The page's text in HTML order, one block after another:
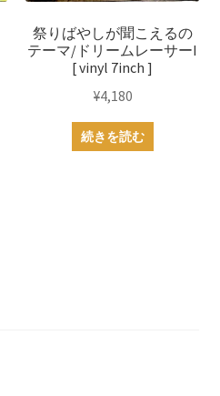
祭りばやしが聞こえるの
テーマ/ドリームレーサーI
[ vinyl 7inch ]
¥4,180
続きを読む